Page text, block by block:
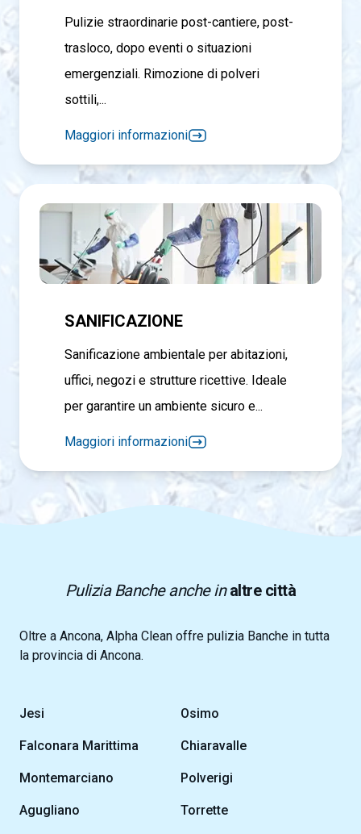
Pulizie straordinarie post-cantiere, post-
trasloco, dopo eventi o situazioni
emergenziali. Rimozione di polveri
sottili,...
Maggiori informazioni
SANIFICAZIONE
Sanificazione ambientale per abitazioni,
uffici, negozi e strutture ricettive. Ideale
per garantire un ambiente sicuro e...
Maggiori informazioni
Pulizia Banche anche inaltre città
Oltre a Ancona, Alpha Clean offre pulizia Banche in tutta
la provincia di Ancona.
Jesi Osimo
Falconara Marittima Chiaravalle
Montemarciano Polverigi
Agugliano Torrette